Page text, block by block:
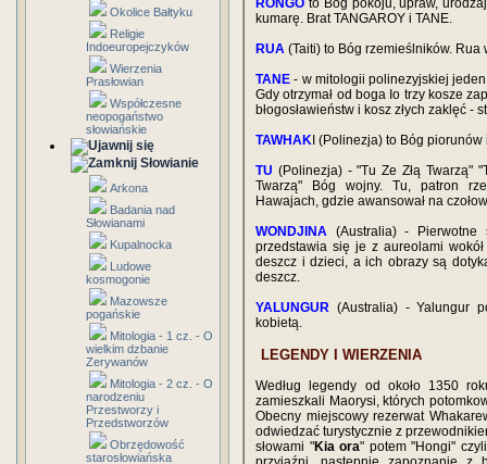
Okolice Bałtyku
Religie
Indoeuropejczyków
Wierzenia
Prasłowian
Współczesne
neopogaństwo
słowiańskie
Słowianie
Arkona
Badania nad
Słowianami
Kupalnocka
Ludowe
kosmogonie
Mazowsze
pogańskie
Mitologia - 1 cz. - O
wielkim dzbanie
Zerywanów
Mitologia - 2 cz. - O
narodzeniu
Przestworzy i
Przedstworzów
Obrzędowość
starosłowiańska
RONGO to Bóg pokoju, upraw,
kumarę. Brat TANGAROY i TANE.
RUA (Taiti) to Bóg rzemieślników. Rua
TANE - w mitologii polinezyjskiej
Gdy otrzymał od boga Io trzy kosze
błogosławieństw i kosz złych zaklęć -
TAWHAK I (Polinezja) to Bóg
TU (Polinezja) - "Tu Ze Złą Twarzą"
Twarzą" Bóg wojny. Tu, patron
Hawajach, gdzie awansował na
WONDJINA (Australia) - Pierwotne
przedstawia się je z aureolami
deszcz i dzieci, a ich obrazy są
deszcz.
YALUNGUR (Australia) - Yalungur
kobietą.
LEGENDY I WIERZENIA
Według legendy od około 1350
zamieszkali Maorysi, których
Obecny miejscowy rezerwat
odwiedzać turystycznie z
słowami "Kia ora" potem "Hongi"